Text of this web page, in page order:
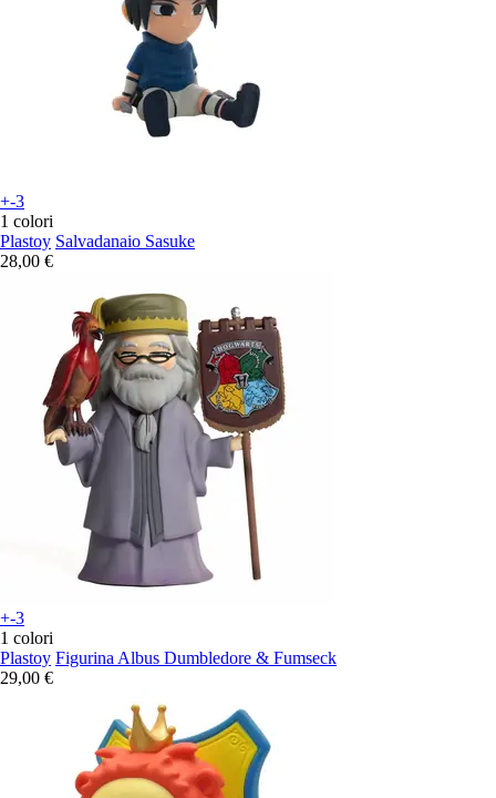
+-3
1 colori
Plastoy Salvadanaio Sasuke
28,00 €
+-3
1 colori
Plastoy Figurina Albus Dumbledore & Fumseck
29,00 €